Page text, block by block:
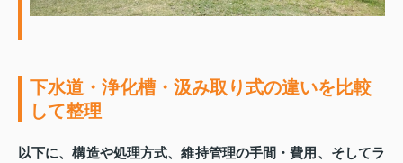
下水道・浄化槽・汲み取り式の違いを比較
して整理
以下に、構造や処理方式、維持管理の手間・費用、そしてラ